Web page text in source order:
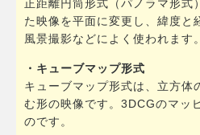
正距離円筒形式（パノラマ形式
た映像を平面に変更し、緯度と
風景撮影などによく使われます。
・キューブマップ形式
キューブマップ形式は、立方体
む形の映像です。3DCGのマッ
のです。